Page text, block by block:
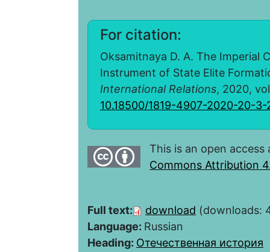
For citation:
Oksamitnaya D. A. The Imperial
Instrument of State Elite
International Relations, 2020,
10.18500/1819-4907-2020-20-
This is an open
Commons Attribution
Full text: download (downloads:
Language: Russian
Heading: Отечественная история